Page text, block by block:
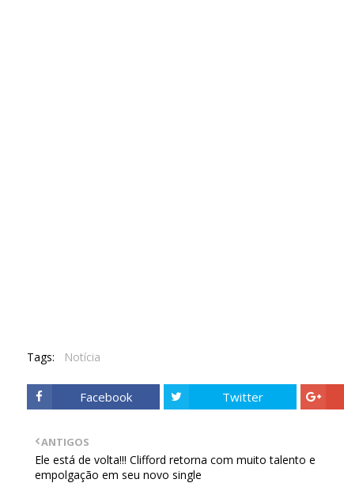
Tags: Notícia
Facebook Twitter
ANTIGOS
Ele está de volta!!! Clifford retorna com muito talento e
empolgação em seu novo single